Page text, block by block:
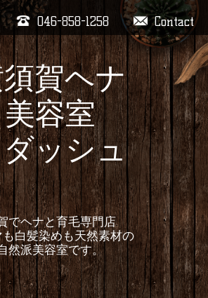
Contact
046-858-1258
賀ヘナ
美容室
ッシュ
でヘナと育毛専門店
白髪染めも天然素材の
然派美容室です。